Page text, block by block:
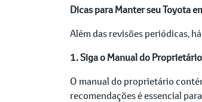
Dicas para Manter seu Toyota
Além das revisões periódicas,
1. Siga o Manual do Proprietário
O manual do proprietário
recomendações é essencial